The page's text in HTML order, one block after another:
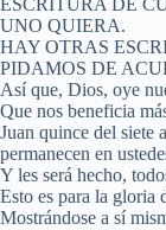
UNO QUIERA.
HAY OTRAS
PIDAMOS DE
Así que, Dios, oye
Que nos beneficia
Juan quince del siete
permanecen en
Y les será hecho,
Esto es para la gloria
Mostrándose a sí